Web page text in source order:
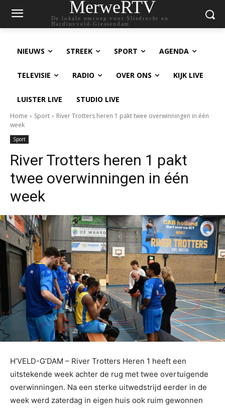
MerweRTV
De lokale omroep voor Sliedrecht en
Hardinxveld-Giessendam
NIEUWS STREEK SPORT AGENDA
TELEVISIE RADIO OVER ONS KIJK LIVE
LUISTER LIVE STUDIO LIVE
Home Sport
River Trotters heren 1 pakt twee overwinningen in één
week
Sport
River Trotters heren 1 pakt
twee overwinningen in één
week
H’VELD-G’DAM – River Trotters Heren 1 heeft een
uitstekende week achter de rug met twee overtuigende
overwinningen. Na een sterke uitwedstrijd eerder in de
week werd zaterdag in eigen huis ook ruim gewonnen